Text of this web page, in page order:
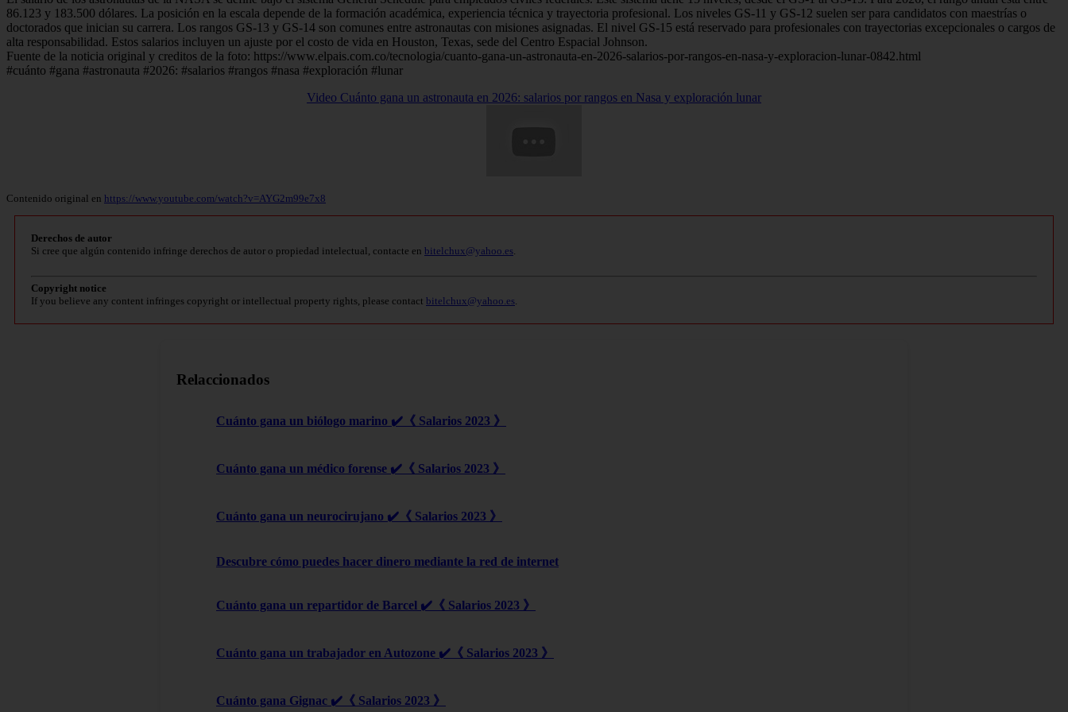
86.123 y 183.500 dólares. La posición en la escala depende de la formación académica, experiencia técnica y trayectoria profesional. Los niveles GS-11 y GS-12 suelen ser para candidatos con maestrías o
doctorados que inician su carrera. Los rangos GS-13 y GS-14 son comunes entre astronautas con misiones asignadas. El nivel GS-15 está reservado para profesionales con trayectorias excepcionales o cargos de
alta responsabilidad. Estos salarios incluyen un ajuste por el costo de vida en Houston, Texas, sede del Centro Espacial Johnson.
Fuente de la noticia original y creditos de la foto: https://www.elpais.com.co/tecnologia/cuanto-gana-un-astronauta-en-2026-salarios-por-rangos-en-nasa-y-exploracion-lunar-0842.html
#cuánto #gana #astronauta #2026: #salarios #rangos #nasa #exploración #lunar
Video Cuánto gana un astronauta en 2026: salarios por rangos en Nasa y exploración lunar
Contenido original en https://www.youtube.com/watch?v=AYG2m99e7x8
Derechos de autor
Si cree que algún contenido infringe derechos de autor o propiedad intelectual, contacte en bitelchux@yahoo.es.
Copyright notice
If you believe any content infringes copyright or intellectual property rights, please contact bitelchux@yahoo.es.
Relaccionados
Cuánto gana un biólogo marino ✔️《 Salarios 2023 》
Cuánto gana un médico forense ✔️《 Salarios 2023 》
Cuánto gana un neurocirujano ✔️《 Salarios 2023 》
Descubre cómo puedes hacer dinero mediante la red de internet
Cuánto gana un repartidor de Barcel ✔️《 Salarios 2023 》
Cuánto gana un trabajador en Autozone ✔️《 Salarios 2023 》
Cuánto gana Gignac ✔️《 Salarios 2023 》